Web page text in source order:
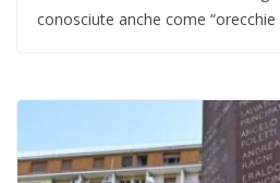
conosciute anche come “orecchie